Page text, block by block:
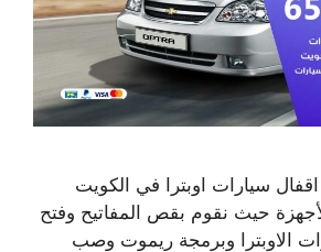
سيارات اوبترا في الكويت
حيث نقوم بقص المفاتيح وفتح
الاوبترا وبرمجة ريموت وصب